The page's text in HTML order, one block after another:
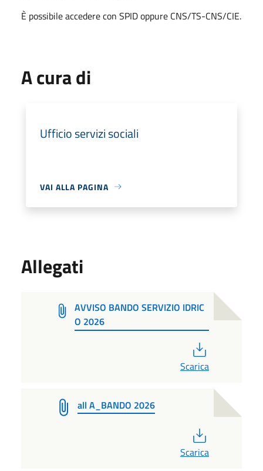
È possibile accedere con SPID oppure CNS/TS-CNS/CIE.
A cura di
Ufficio servizi sociali
VAI ALLA PAGINA
Allegati
AVVISO BANDO SERVIZIO IDRIC
O 2026
Scarica
all A_BANDO 2026
Scarica